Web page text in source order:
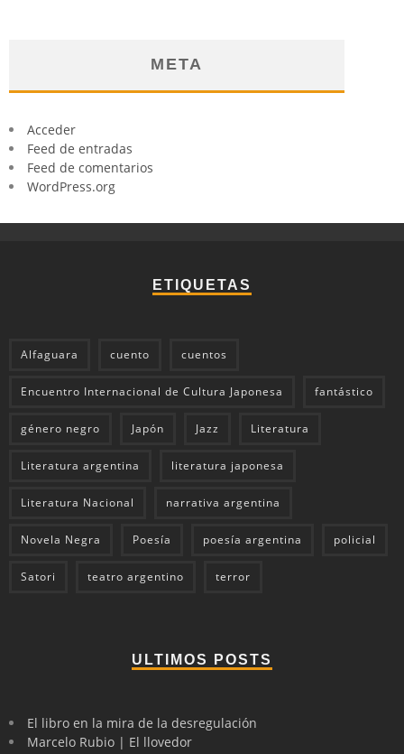
META
Acceder
Feed de entradas
Feed de comentarios
WordPress.org
ETIQUETAS
Alfaguara cuento cuentos
Encuentro Internacional de Cultura Japonesa fantástico
género negro Japón Jazz Literatura
Literatura argentina literatura japonesa
Literatura Nacional narrativa argentina
Novela Negra Poesía poesía argentina policial
Satori teatro argentino terror
ULTIMOS POSTS
El libro en la mira de la desregulación
Marcelo Rubio | El llovedor